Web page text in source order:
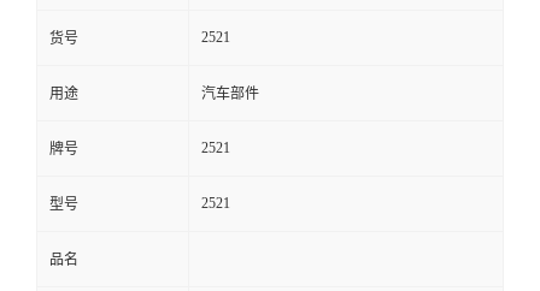
货号 2521
用途 汽车部件
牌号 2521
型号 2521
品名